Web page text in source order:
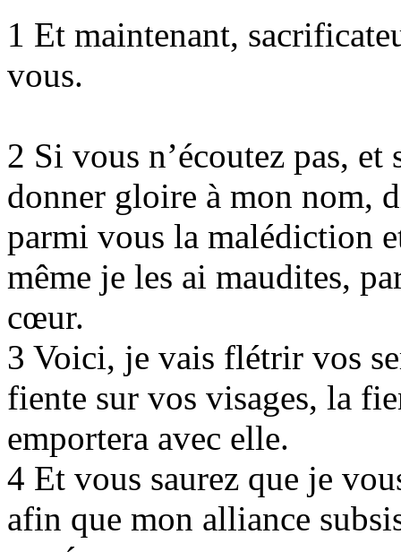
1 Et maintenant,
vous.
2 Si vous n’écoutez pas,
donner gloire à mon nom,
parmi vous la malédiction
même je les ai maudites,
cœur.
3 Voici, je vais flétrir vos
fiente sur vos visages, la
emportera avec elle.
4 Et vous saurez que je
afin que mon alliance